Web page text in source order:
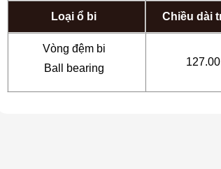
Loại ổ bi Chiều dài
Vòng đệm bi
Ball bearing